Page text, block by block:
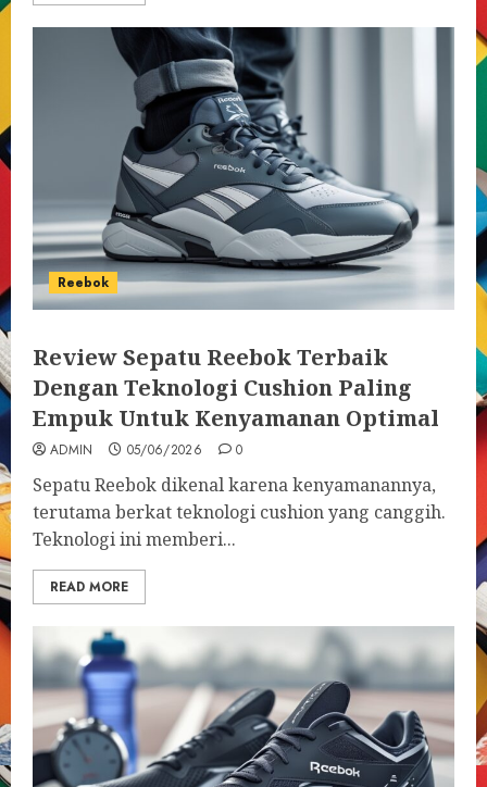
Reebok
Review Sepatu Reebok Terbaik
Dengan Teknologi Cushion Paling
Empuk Untuk Kenyamanan Optimal
ADMIN 05/06/2026 0
Sepatu Reebok dikenal karena kenyamanannya,
terutama berkat teknologi cushion yang canggih.
Teknologi ini memberi...
READ MORE